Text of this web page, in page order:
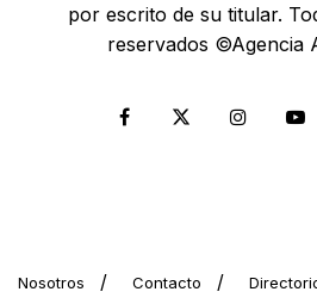
por escrito de su titular.
reservados ©Agencia
Nosotros Contacto